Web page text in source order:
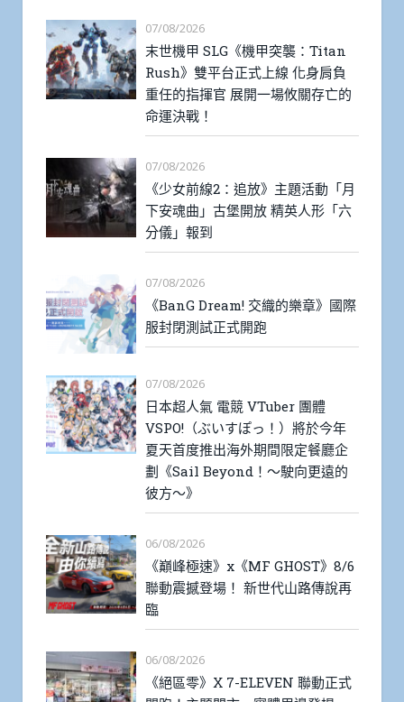
07/08/2026
末世機甲 SLG《機甲突襲：Titan
Rush》雙平台正式上線 化身肩負
重任的指揮官 展開一場攸關存亡的
命運決戰！
07/08/2026
《少女前線2：追放》主題活動「月
下安魂曲」古堡開放 精英人形「六
分儀」報到
07/08/2026
《BanG Dream! 交織的樂章》國際
服封閉測試正式開跑
07/08/2026
日本超人氣 電競 VTuber 團體
VSPO!（ぶいすぽっ！）將於今年
夏天首度推出海外期間限定餐廳企
劃《Sail Beyond！～駛向更遠的
彼方～》
06/08/2026
《巔峰極速》x《MF GHOST》8/6
聯動震撼登場！ 新世代山路傳說再
臨
06/08/2026
《絕區零》X 7-ELEVEN 聯動正式